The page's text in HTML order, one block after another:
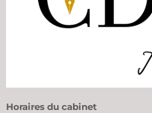
Horaires du cabinet